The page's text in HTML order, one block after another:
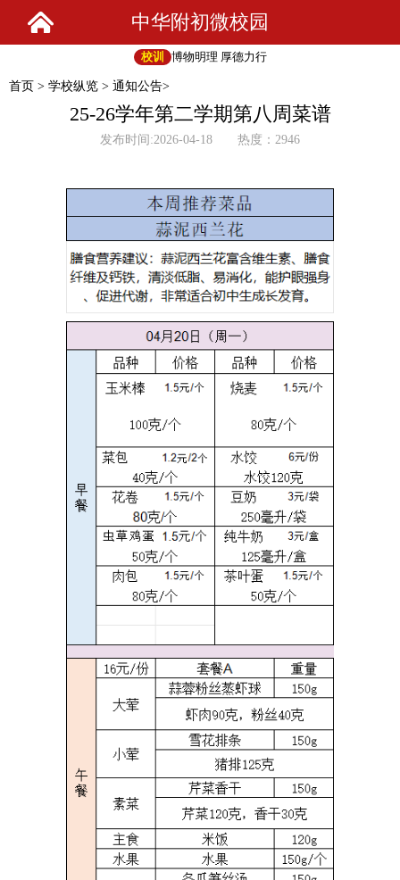
中华附初微校园
校训 博物明理 厚德力行
首页 > 学校纵览 > 通知公告>
25-26学年第二学期第八周菜谱
发布时间:2026-04-18 热度：2946